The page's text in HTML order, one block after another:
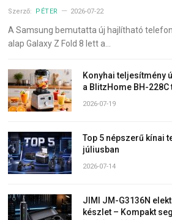
Szerző: PÉTER 2026-07-22
A Samsung bemutatta új hajlítható
alap Galaxy Z Fold 8 lett a…
Konyhai teljesítmény
a BlitzHome BH-
2026-07-19
Top 5 népszerű kínai
júliusban
2026-07-14
JIMI JM-G3136N
készlet – Kompakt